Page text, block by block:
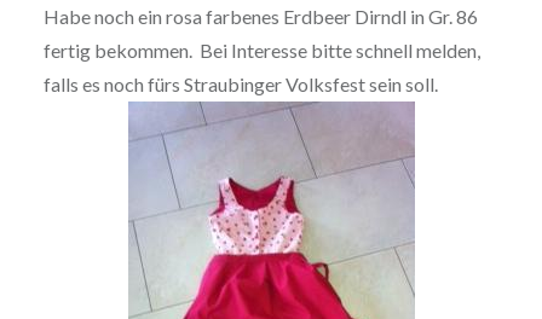
Habe noch ein rosa farbenes Erdbeer Dirndl in Gr. 86
fertig bekommen. Bei Interesse bitte schnell melden,
falls es noch fürs Straubinger Volksfest sein soll.